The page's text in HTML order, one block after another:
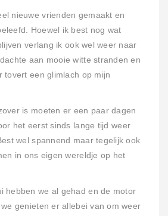
nieuwe vrienden gemaakt en
Hoewel ik best nog wat
verlang ik ook wel weer naar
aan mooie witte stranden en
tovert een glimlach op mijn
is moeten er een paar dagen
het eerst sinds lange tijd weer
wel spannend maar tegelijk ook
in ons eigen wereldje op het
hebben we al gehad en de motor
genieten er allebei van om weer